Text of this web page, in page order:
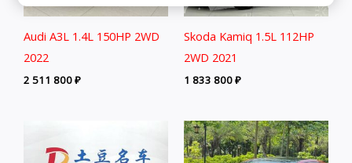
Audi A3L 1.4L 150HP 2WD
2022
2 511 800₽
Skoda Kamiq 1.5L 112HP
2WD 2021
1 833 800₽